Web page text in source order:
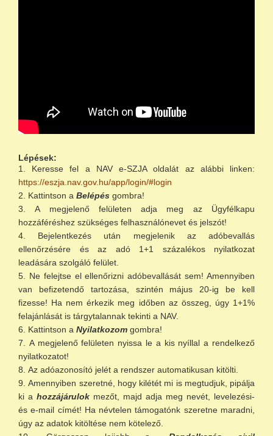
Lépések:
Keresse fel a NAV e-SZJA oldalát az alábbi linken:
https://eszja.nav.gov.hu/app/login/#login
Kattintson a Belépés gombra!
A megjelenő felületen adja meg az Ügyfélkapu
hozzáféréshez szükséges felhasználónevet és jelszót!
Bejelentkezés után megjelenik az adóbevallás
ellenőrzésére és az adó 1+1 százalékos nyilatkozat
leadására szolgáló felület.
Ne felejtse el ellenőrizni adóbevallását sem! Amennyiben
van befizetendő tartozása, szintén május 20-ig be kell
fizesse! Ha nem érkezik meg időben az összeg, úgy 1+1%
felajánlását is tárgytalannak tekinti a NAV.
Kattintson a Nyilatkozom gombra!
A megjelenő felületen nyissa le a kis nyíllal a rendelkező
nyilatkozatot!
Az adóazonosító jelét a rendszer automatikusan kitölti.
Amennyiben szeretné, hogy kilétét mi is megtudjuk, pipálja
ki a hozzájárulok mezőt, majd adja meg nevét, levelezési-
és e-mail címét! Ha névtelen támogatónk szeretne maradni,
úgy az adatok kitöltése nem kötelező.